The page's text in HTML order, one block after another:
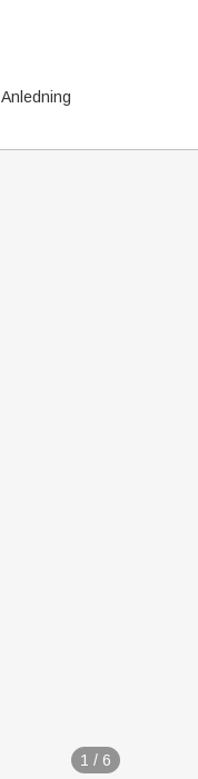
Anledning
1 / 6